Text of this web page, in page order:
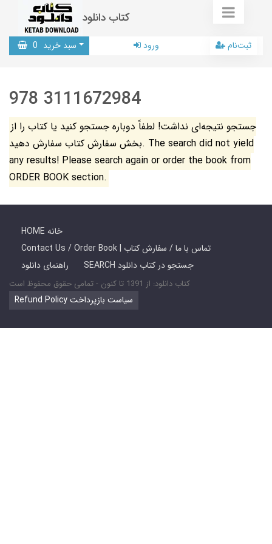
کتاب دانلود
سبد خرید 0 ورود ثبت‌نام
978 3111672984
جستجو نتیجه‌ای نداشت! لطفاً دوباره جستجو کنید یا کتاب را از
بخش سفارش کتاب سفارش دهید. The search did not yield
any results! Please search again or order the book from
ORDER BOOK section.
HOME خانه
Contact Us / Order Book | تماس با ما / سفارش کتاب
راهنمای دانلود
SEARCH جستجو در کتاب دانلود
کتاب دانلود: از 1391 تا کنون - تمامی حقوق محفوظ است
Refund Policy سیاست بازپرداخت